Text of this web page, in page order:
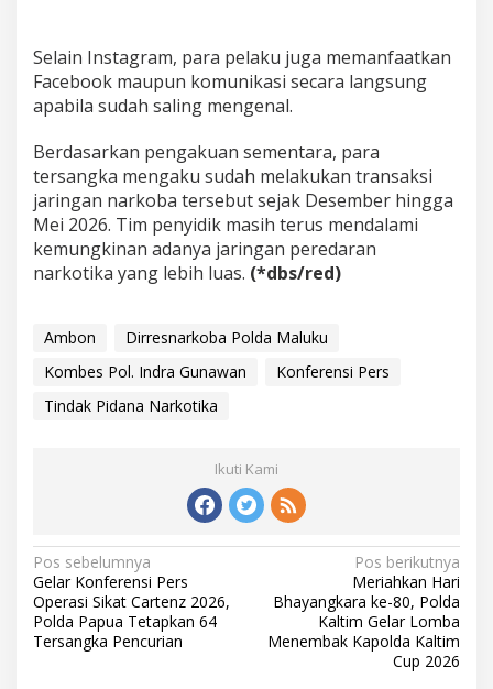
Selain Instagram, para pelaku juga memanfaatkan
Facebook maupun komunikasi secara langsung
apabila sudah saling mengenal.
Berdasarkan pengakuan sementara, para
tersangka mengaku sudah melakukan transaksi
jaringan narkoba tersebut sejak Desember hingga
Mei 2026. Tim penyidik masih terus mendalami
kemungkinan adanya jaringan peredaran
narkotika yang lebih luas. (*dbs/red)
Ambon
Dirresnarkoba Polda Maluku
Kombes Pol. Indra Gunawan
Konferensi Pers
Tindak Pidana Narkotika
Ikuti Kami
N
a
v
i
Pos sebelumnya
Gelar Konferensi Pers
Operasi Sikat Cartenz 2026,
Polda Papua Tetapkan 64
Tersangka Pencurian
Pos berikutnya
Meriahkan Hari
Bhayangkara ke-80, Polda
Kaltim Gelar Lomba
Menembak Kapolda Kaltim
Cup 2026